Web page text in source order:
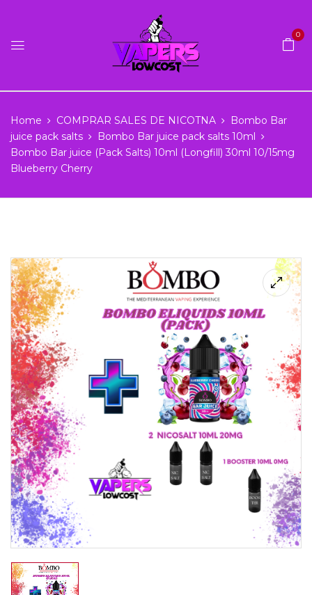
0
Home COMPRAR SALES DE NICOTNA
Bombo Bar
juice pack salts
Bombo Bar juice pack salts 10ml
Bombo Bar juice (Pack Salts) 10ml (Longfill) 30ml 10/15mg
Blueberry Cherry